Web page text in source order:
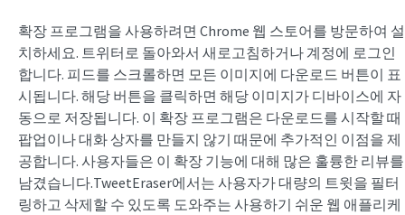
확장 프로그램을 사용하려면 Chrome 웹 스토어를 방문하여 설
치하세요. 트위터로 돌아와서 새로고침하거나 계정에 로그인
합니다. 피드를 스크롤하면 모든 이미지에 다운로드 버튼이 표
시됩니다. 해당 버튼을 클릭하면 해당 이미지가 디바이스에 자
동으로 저장됩니다. 이 확장 프로그램은 다운로드를 시작할 때
팝업이나 대화 상자를 만들지 않기 때문에 추가적인 이점을 제
공합니다. 사용자들은 이 확장 기능에 대해 많은 훌륭한 리뷰를
남겼습니다.TweetEraser에서는 사용자가 대량의 트윗을 필터
링하고 삭제할 수 있도록 도와주는 사용하기 쉬운 웹 애플리케